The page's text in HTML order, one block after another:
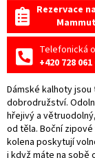
Rezervace
Telefonická
+420 728 061
Dámské kalhoty
dobrodružství.
hřejivý a
od těla. Boční
kolena poskytují